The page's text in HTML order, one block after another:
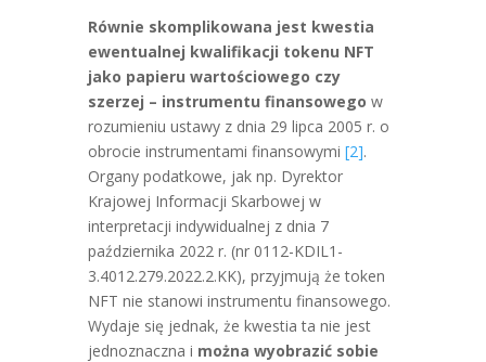
Równie skomplikowana jest kwestia
ewentualnej kwalifikacji tokenu NFT
jako papieru wartościowego czy
szerzej – instrumentu finansowego w
rozumieniu ustawy z dnia 29 lipca 2005 r. o
obrocie instrumentami finansowymi [2].
Organy podatkowe, jak np. Dyrektor
Krajowej Informacji Skarbowej w
interpretacji indywidualnej z dnia 7
października 2022 r. (nr 0112-KDIL1-
3.4012.279.2022.2.KK), przyjmują że token
NFT nie stanowi instrumentu finansowego.
Wydaje się jednak, że kwestia ta nie jest
jednoznaczna i można wyobrazić sobie